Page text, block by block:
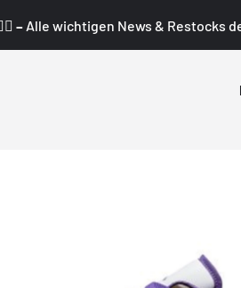
– Alle wichtigen News & Restocks